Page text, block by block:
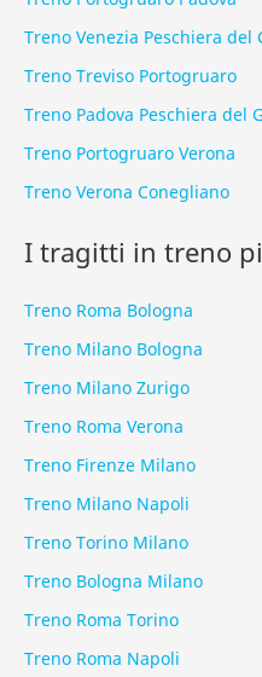
Treno Venezia Peschiera del
Treno Treviso Portogruaro
Treno Padova Peschiera del
Treno Portogruaro Verona
Treno Verona Conegliano
I tragitti in treno
Treno Roma Bologna
Treno Milano Bologna
Treno Milano Zurigo
Treno Roma Verona
Treno Firenze Milano
Treno Milano Napoli
Treno Torino Milano
Treno Bologna Milano
Treno Roma Torino
Treno Roma Napoli